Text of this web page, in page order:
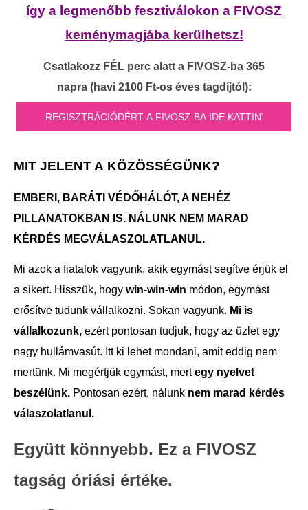
így a legmenőbb fesztiválokon a FIVOSZ
keménymagjába kerülhetsz!
Csatlakozz FÉL perc alatt a FIVOSZ-ba 365
napra (havi 2100 Ft-os éves tagdíjtól):
MIT JELENT A KÖZÖSSÉGÜNK?
EMBERI, BARÁTI VÉDŐHÁLÓT, A NEHÉZ
PILLANATOKBAN IS. NÁLUNK NEM MARAD
KÉRDÉS MEGVÁLASZOLATLANUL.
Mi azok a fiatalok vagyunk, akik egymást segítve érjük el
a sikert. Hisszük, hogy win-win-win módon, egymást
erősítve tudunk vállalkozni. Sokan vagyunk. Mi is
vállalkozunk, ezért pontosan tudjuk, hogy az üzlet egy
nagy hullámvasút. Itt ki lehet mondani, amit eddig nem
mertünk. Mi megértjük egymást, mertegy nyelvet
beszélünk. Pontosan ezért, nálunk nem marad kérdés
válaszolatlanul.
Együtt könnyebb. Ez a FIVOSZ
tagság óriási értéke.